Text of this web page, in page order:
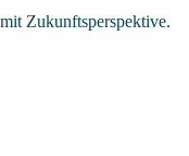
Zukunftsperspektive.